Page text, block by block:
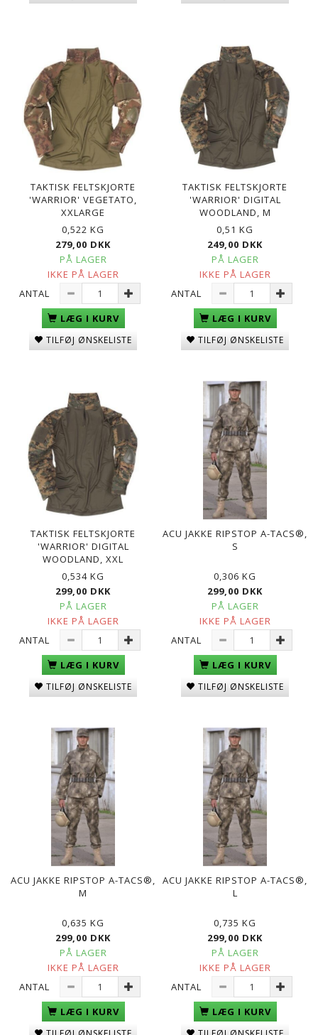
TAKTISK FELTSKJORTE
'WARRIOR' VEGETATO,
XXLARGE
0,522 KG
279,00 DKK
PÅ LAGER
IKKE PÅ LAGER
ANTAL
LÆG I KURV
TILFØJ ØNSKELISTE
TAKTISK FELTSKJORTE
'WARRIOR' DIGITAL
WOODLAND, M
0,51 KG
249,00 DKK
PÅ LAGER
IKKE PÅ LAGER
ANTAL
LÆG I KURV
TILFØJ ØNSKELISTE
TAKTISK FELTSKJORTE
'WARRIOR' DIGITAL
WOODLAND, XXL
0,534 KG
299,00 DKK
PÅ LAGER
IKKE PÅ LAGER
ANTAL
LÆG I KURV
TILFØJ ØNSKELISTE
ACU JAKKE RIPSTOP A-TACS®,
S
0,306 KG
299,00 DKK
PÅ LAGER
IKKE PÅ LAGER
ANTAL
LÆG I KURV
TILFØJ ØNSKELISTE
ACU JAKKE RIPSTOP A-TACS®,
M
0,635 KG
299,00 DKK
PÅ LAGER
IKKE PÅ LAGER
ANTAL
LÆG I KURV
ACU JAKKE RIPSTOP A-TACS®,
L
0,735 KG
299,00 DKK
PÅ LAGER
IKKE PÅ LAGER
ANTAL
LÆG I KURV